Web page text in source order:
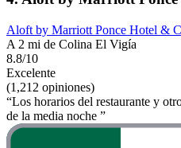
Aloft by Marriott Ponce Hotel &
A 2 mi de Colina El Vigía
8.8/10
Excelente
(1,212 opiniones)
“Los horarios del restaurante y
de la media noche ”